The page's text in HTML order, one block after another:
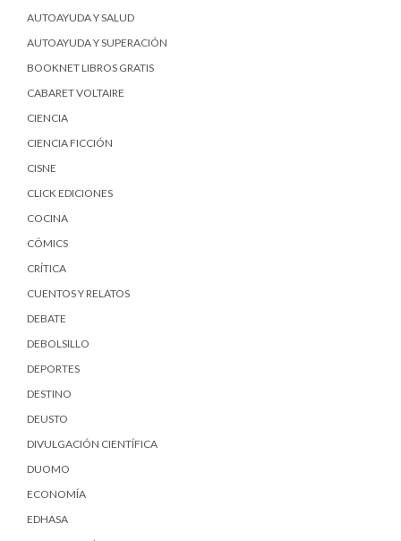
AUTOAYUDA Y SALUD
AUTOAYUDA Y SUPERACIÓN
BOOKNET LIBROS GRATIS
CABARET VOLTAIRE
CIENCIA
CIENCIA FICCIÓN
CISNE
CLICK EDICIONES
COCINA
CÓMICS
CRÍTICA
CUENTOS Y RELATOS
DEBATE
DEBOLSILLO
DEPORTES
DESTINO
DEUSTO
DIVULGACIÓN CIENTÍFICA
DUOMO
ECONOMÍA
EDHASA